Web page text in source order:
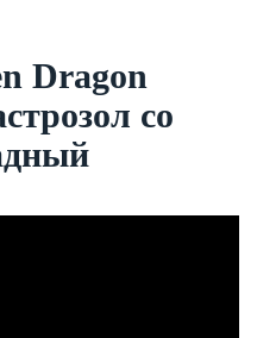
Dragon
со